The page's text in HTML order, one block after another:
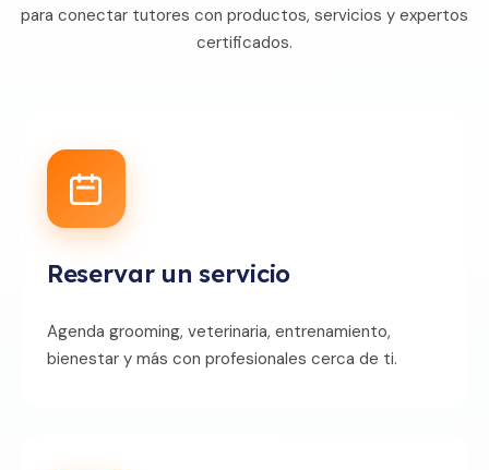
para conectar tutores con productos, servicios y expertos
certificados.
Reservar un servicio
Agenda grooming, veterinaria, entrenamiento,
bienestar y más con profesionales cerca de ti.